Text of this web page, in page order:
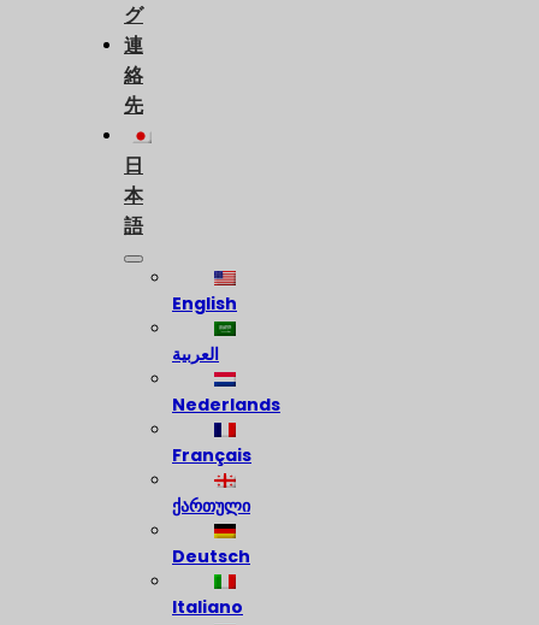
グ
連
絡
先
日
本
語
English
العربية
Nederlands
Français
ქართული
Deutsch
Italiano